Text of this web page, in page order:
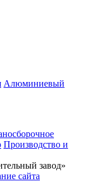
Алюминиевый
Производство и
завод»
сайта